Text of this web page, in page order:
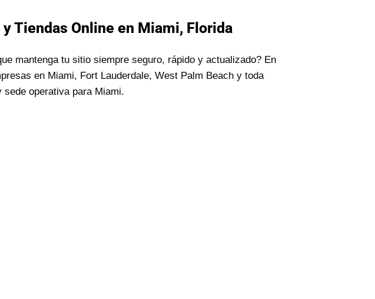
Tiendas Online en Miami, Florida
mantenga tu sitio siempre seguro, rápido y actualizado? En
en Miami, Fort Lauderdale, West Palm Beach y toda
sede operativa para Miami.